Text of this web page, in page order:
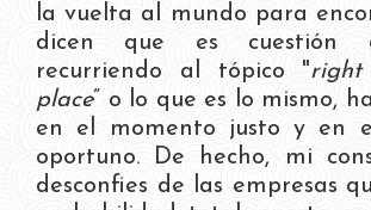
la vuelta al mundo para
dicen que es cuestión
recurriendo al tópico "
place” o lo que es lo mismo,
en el momento justo y en
oportuno. De hecho, mi
desconfies de las empresas